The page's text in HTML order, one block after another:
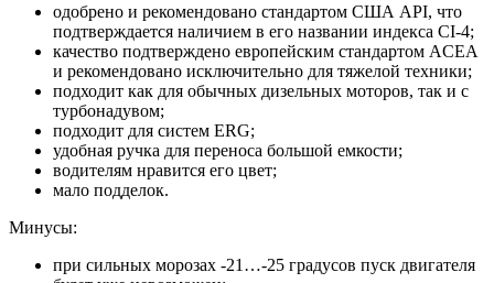
одобрено и рекомендовано стандартом США API, что
подтверждается наличием в его названии индекса CI-4;
качество подтверждено европейским стандартом ACEA
и рекомендовано исключительно для тяжелой техники;
подходит как для обычных дизельных моторов, так и с
турбонадувом;
подходит для систем ERG;
удобная ручка для переноса большой емкости;
водителям нравится его цвет;
мало подделок.
Минусы:
при сильных морозах -21…-25 градусов пуск двигателя